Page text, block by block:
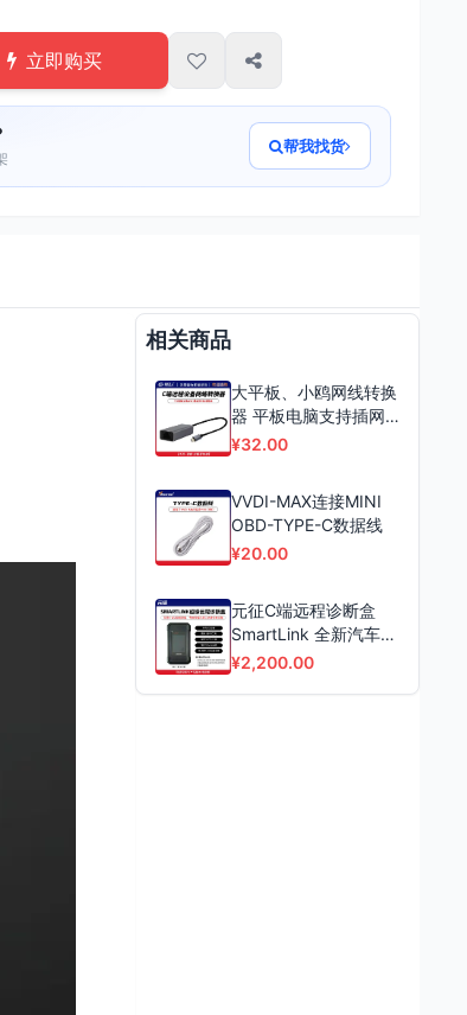
立即购买
帮我找货
相关商品
大平板、小鸥网线转换
器 平板电脑支持插网
线 C端远程稳定可靠
¥32.00
VVDI-MAX连接MINI
OBD-TYPE-C数据线
¥20.00
元征C端远程诊断盒
SmartLink 全新汽车故
障快速诊断方案 支持C
¥2,200.00